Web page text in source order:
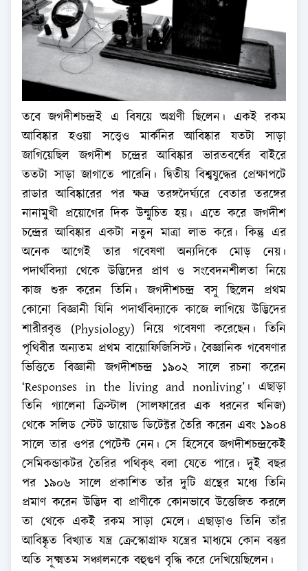
তবে জগদীশচন্দ্রই এ বিষয়ে অগ্রণী ছিলেন। একই রকম
আবিষ্কার হওয়া সত্ত্বেও মার্কনির আবিষ্কার যতটা সাড়া
জাগিয়েছিল জগদীশ চন্দ্রের আবিষ্কার ভারতবর্ষের বাইরে
ততটা সাড়া জাগাতে পারেনি। দ্বিতীয় বিশ্বযুদ্ধের প্রেক্ষাপটে
রাডার আবিষ্কারের পর ক্ষদ্র তরঙ্গদৈর্ঘ্যরে বেতার তরঙ্গের
নানামুখী প্রয়োগের দিক উন্মুচিত হয়। এতে করে জগদীশ
চন্দ্রের আবিষ্কার একটা নতুন মাত্রা লাভ করে। কিন্তু এর
অনেক আগেই তার গবেষণা অন্যদিকে মোড় নেয়।
পদার্থবিদ্যা থেকে উদ্ভিদের প্রাণ ও সংবেদনশীলতা নিয়ে
কাজ শুরু করেন তিনি। জগদীশচন্দ্র বসু ছিলেন প্রথম
কোনো বিজ্ঞানী যিনি পদার্থবিদ্যাকে কাজে লাগিয়ে উদ্ভিদের
শারীরবৃত্ত (Physiology) নিয়ে গবেষণা করেছেন। তিনি
পৃথিবীর অন্যতম প্রথম বায়োফিজিসিস্ট। বৈজ্ঞানিক গবেষণার
ভিত্তিতে বিজ্ঞানী জগদীশচন্দ্র ১৯০২ সালে রচনা করেন
‘Responses in the living and nonliving’। এছাড়া
তিনি গ্যালেনা ক্রিস্টাল (সালফারের এক ধরনের খনিজ)
থেকে সলিড স্টেট ডায়োড ডিটেক্টর তৈরি করেন এবং ১৯০৪
সালে তার ওপর পেটেন্ট নেন। সে হিসেবে জগদীশচন্দ্রকেই
সেমিকন্ডাকটর তৈরির পথিকৃৎ বলা যেতে পারে। দুই বছর
পর ১৯০৬ সালে প্রকাশিত তাঁর দুটি গ্রন্থের মধ্যে তিনি
প্রমাণ করেন উদ্ভিদ বা প্রাণীকে কোনভাবে উত্তেজিত করলে
তা থেকে একই রকম সাড়া মেলে। এছাড়াও তিনি তাঁর
আবিষ্কৃত বিখ্যাত যন্ত্র ক্রেস্কোগ্রাফ যন্ত্রের মাধ্যমে কোন বস্তুর
অতি সূক্ষ্মতম সঞ্চালনকে বহুগুণ বৃদ্ধি করে দেখিয়েছিলেন।